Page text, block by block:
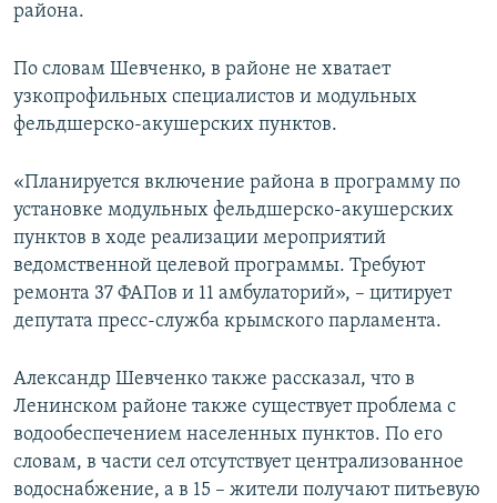
района.
По словам Шевченко, в районе не хватает
узкопрофильных специалистов и модульных
фельдшерско-акушерских пунктов.
«Планируется включение района в программу по
установке модульных фельдшерско-акушерских
пунктов в ходе реализации мероприятий
ведомственной целевой программы. Требуют
ремонта 37 ФАПов и 11 амбулаторий», – цитирует
депутата пресс-служба крымского парламента.
Александр Шевченко также рассказал, что в
Ленинском районе также существует проблема с
водообеспечением населенных пунктов. По его
словам, в части сел отсутствует централизованное
водоснабжение, а в 15 – жители получают питьевую